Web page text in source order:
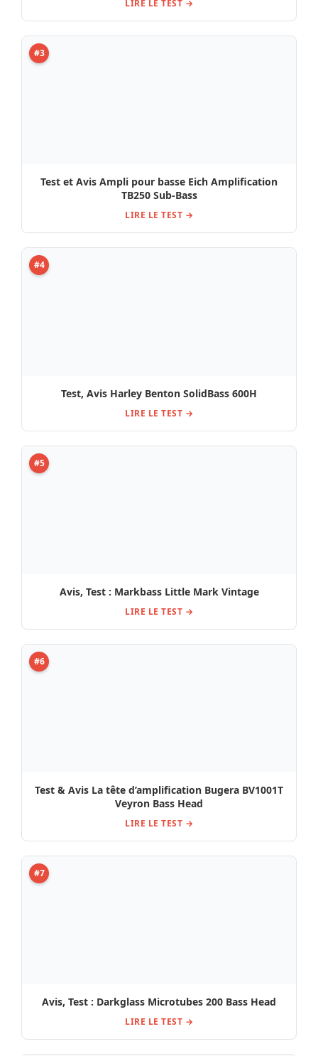
LIRE LE TEST →
#3
Test et Avis Ampli pour basse Eich Amplification
TB250 Sub-Bass
LIRE LE TEST →
#4
Test, Avis Harley Benton SolidBass 600H
LIRE LE TEST →
#5
Avis, Test : Markbass Little Mark Vintage
LIRE LE TEST →
#6
Test & Avis La tête d’amplification Bugera BV1001T
Veyron Bass Head
LIRE LE TEST →
#7
Avis, Test : Darkglass Microtubes 200 Bass Head
LIRE LE TEST →